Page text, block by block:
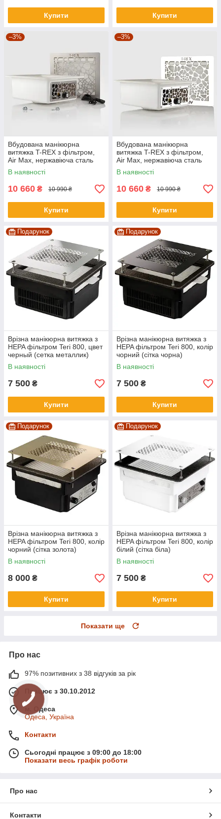
Купити Купити
–3%
Вбудована манікюрна
витяжка T-REX з фільтром,
Air Max, нержавіюча сталь
В наявності
10 660 ₴ 10 990 ₴
Купити
–3%
Вбудована манікюрна
витяжка T-REX з фільтром,
Air Max, нержавіюча сталь
White
В наявності
10 660 ₴ 10 990 ₴
Купити
Подарунок
Врізна манікюрна витяжка з
HEPA фільтром Teri 800, цвет
черный (сетка металлик)
В наявності
7 500 ₴
Купити
Подарунок
Врізна манікюрна витяжка з
HEPA фільтром Teri 800, колір
чорний (сітка чорна)
В наявності
7 500 ₴
Купити
Подарунок
Врізна манікюрна витяжка з
HEPA фільтром Teri 800, колір
чорний (сітка золота)
В наявності
8 000 ₴
Купити
Подарунок
Врізна манікюрна витяжка з
HEPA фільтром Teri 800, колір
білий (сітка біла)
В наявності
7 500 ₴
Купити
Показати ще
Про нас
97% позитивних з 38 відгуків за рік
Працює з 30.10.2012
м. Одеса
Одеса, Україна
Контакти
Сьогодні працює з 09:00 до 18:00
Показати весь графік роботи
Про нас
Контакти